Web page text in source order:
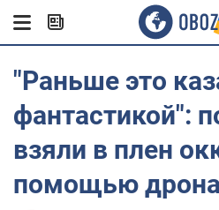
"Раньше это
фантастикой":
взяли в плен
помощью дрона